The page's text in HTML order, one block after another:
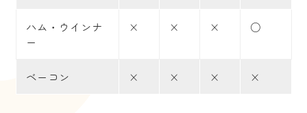
ハム・ウインナ
ー
× × × ○
ベーコン × × × ×